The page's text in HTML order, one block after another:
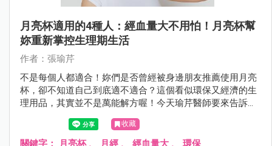
月亮杯適用的4種人：經血量大不用怕！月亮杯幫
妳重新掌控生理期生活
作者：張瑜芹
不是每個人都適合！妳們是否曾經被身邊朋友推薦使用月亮
杯，卻不知道自己到底適不適合？這個看似環保又經濟的生
理用品，其實並不是萬能解方喔！今天瑜芹醫師要來告訴大
家，哪4種人最適合使用月亮杯，以及使用前必須知道的重
收藏
關鍵字： 月亮杯、 月經 、 經血量大 、 環保